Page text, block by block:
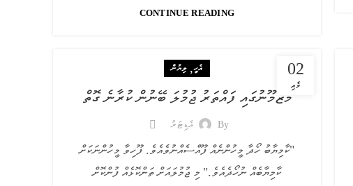
CONTINUE READING
02
މެއި
އެހީ,ލިޔުން
މަޒުމޫނުގައި ފައްތަރު ޖުމުލަ ބޭނުން ކުރާނެ ގޮތް
By އެޑިޓަރު
"ކާމިޔާބު ހޯދާ މީހުންނެއް ފޫއްސެއްނުވެއެވެ. ފޫހިވާ މީހުންނަކަށް
ކާމިޔާބެއް ނުހޯދެއެވެ." މި ޖުމުލައަށް ތަންކޮޅެއް ފުންކޮށް